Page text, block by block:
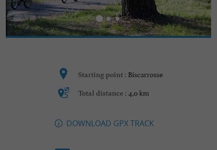
Starting point : Biscarrosse
Total distance : 4,0 km
DOWNLOAD GPX TRACK